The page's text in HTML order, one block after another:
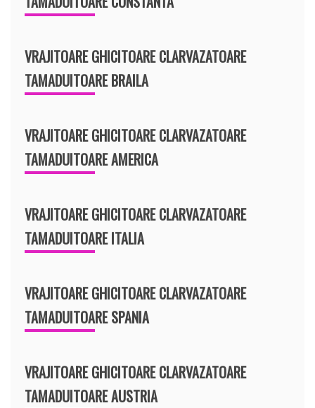
VRAJITOARE GHICITOARE CLARVAZATOARE
TAMADUITOARE BRAILA
VRAJITOARE GHICITOARE CLARVAZATOARE
TAMADUITOARE AMERICA
VRAJITOARE GHICITOARE CLARVAZATOARE
TAMADUITOARE ITALIA
VRAJITOARE GHICITOARE CLARVAZATOARE
TAMADUITOARE SPANIA
VRAJITOARE GHICITOARE CLARVAZATOARE
TAMADUITOARE AUSTRIA